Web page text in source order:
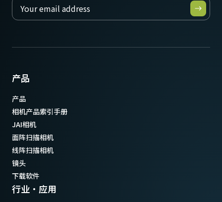
产品
产品
相机产品索引手册
JAI相机
面阵扫描相机
线阵扫描相机
镜头
下载软件
行业·应用